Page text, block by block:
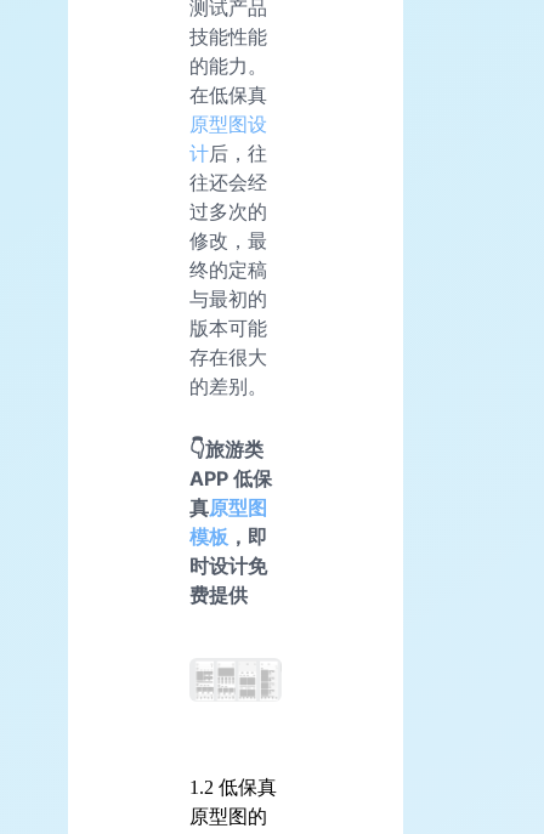
测试产品
技能性能
的能力。
在低保真
原型图设
计后，往
往还会经
过多次的
修改，最
终的定稿
与最初的
版本可能
存在很大
的差别。
👇旅游类
APP 低保
真原型图
模板 ，即
时设计免
费提供
1.2 低保真
原型图的